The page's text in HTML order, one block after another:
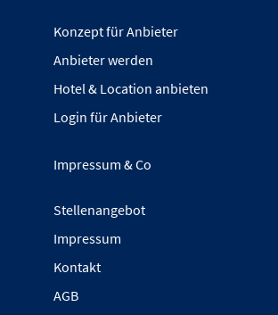
Konzept für Anbieter
Anbieter werden
Hotel & Location anbieten
Login für Anbieter
Impressum & Co
Stellenangebot
Impressum
Kontakt
AGB